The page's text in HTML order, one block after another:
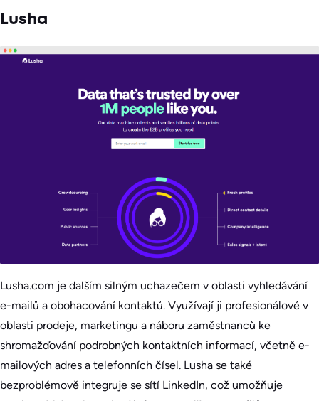
Lusha
Lusha.com je dalším silným uchazečem v oblasti vyhledávání
e-mailů a obohacování kontaktů. Využívají ji profesionálové v
oblasti prodeje, marketingu a náboru zaměstnanců ke
shromažďování podrobných kontaktních informací, včetně e-
mailových adres a telefonních čísel. Lusha se také
bezproblémově integruje se sítí LinkedIn, což umožňuje